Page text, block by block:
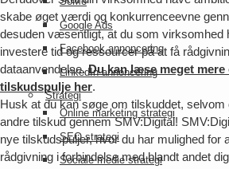
Google Ads
Facebook annoncering
LinkedIn annoncering
Strategi
Online marketing strategi
SEO strategi
Sociale medie strategi
skabe øget værdi og konkurrenceevne
desuden væsentligt, at du som virksomhed
investere tid og ressourcer på at få
dataanvendelse.Du kan læse meget mere
tilskudspulje her.
Husk at du kan søge om tilskuddet, selvom
andre tilskud gennem SMV:Digital!
nye tilskudspuljer, hvor du har mulighed for
rådgivning i forbindelse med blandt andet